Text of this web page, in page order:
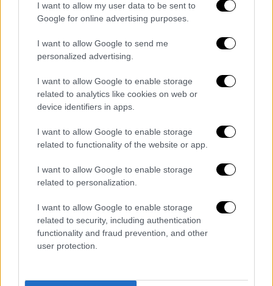
I want to allow my user data to be sent to
Google for online advertising purposes.
I want to allow Google to send me
personalized advertising.
I want to allow Google to enable storage
related to analytics like cookies on web or
device identifiers in apps.
I want to allow Google to enable storage
related to functionality of the website or app.
I want to allow Google to enable storage
related to personalization.
I want to allow Google to enable storage
related to security, including authentication
functionality and fraud prevention, and other
user protection.
Τέμπη. Η διάταξη θεωρείται συναφής με
τη δικογραφία για τα Τέμπη και για το λόγο
αυτό διαβιβάζεται στηνεισαγγελία Εφετών
Λάρισας.
Τα σχολιά σας δημοσιεύονται άμεσα με δική σας ευθύνη. Το
διαγράφονται